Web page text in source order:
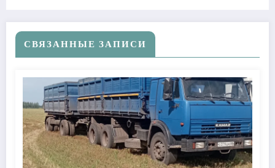
СВЯЗАННЫЕ ЗАПИСИ